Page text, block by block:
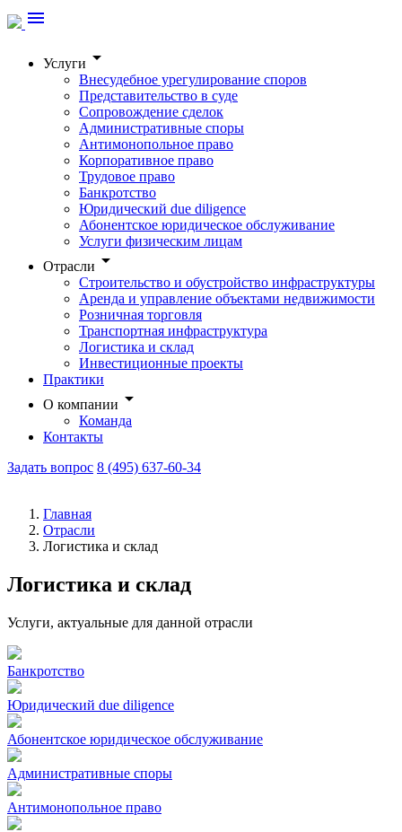
menu
Услуги arrow_drop_down
Внесудебное урегулирование споров
Представительство в суде
Сопровождение сделок
Административные споры
Антимонопольное право
Корпоративное право
Трудовое право
Банкротство
Юридический due diligence
Абонентское юридическое обслуживание
Услуги физическим лицам
Отрасли arrow_drop_down
Строительство и обустройство инфраструктуры
Аренда и управление объектами недвижимости
Розничная торговля
Транспортная инфраструктура
Логистика и склад
Инвестиционные проекты
Практики
О компании arrow_drop_down
Команда
Контакты
Задать вопрос 8 (495) 637-60-34
Главная
Отрасли
Логистика и склад
Логистика и склад
Услуги, актуальные для данной отрасли
Банкротство
Юридический due diligence
Абонентское юридическое обслуживание
Административные споры
Антимонопольное право